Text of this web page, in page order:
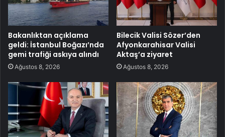
Bakanlıktan açıklama
geldi: İstanbul Boğazı’nda
gemi trafiği askıya alındı
Ağustos 8, 2026
Bilecik Valisi Sözer’den
Afyonkarahisar Valisi
Aktaş’a ziyaret
Ağustos 8, 2026